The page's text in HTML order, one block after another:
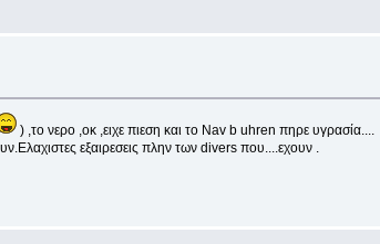
) ,το νερο ,οκ ,ειχε πιεση και το Nav b uhren πηρε
εξαιρεσεις πλην των divers που....εχουν .